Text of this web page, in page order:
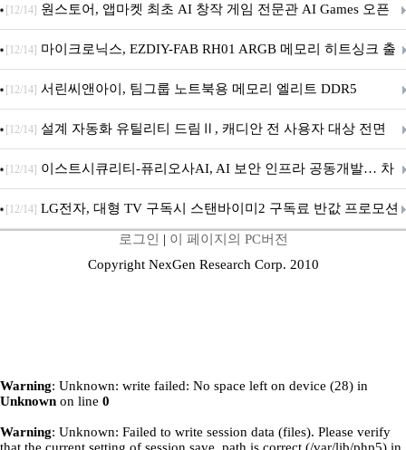
문 추가
[12/14] 원스토어, 앱마켓 최초 AI 창작 게임 전문관 AI Games 오픈
[12/14] 마이크로닉스, EZDIY-FAB RH01 ARGB 메모리 히트싱크 출
시
[12/14] 서린씨앤아이, 팀그룹 노트북용 메모리 엘리트 DDR5
5600MHz 16GB 출시
[12/14] 설계 자동화 유틸리티 드림Ⅱ, 캐디안 전 사용자 대상 전면
무상 배포
[12/14] 이스트시큐리티-퓨리오사AI, AI 보안 인프라 공동개발… 차
세대 AI 보안 플랫폼 구축
[12/14] LG전자, 대형 TV 구독시 스탠바이미2 구독료 반값 프로모션
로그인 | 이 페이지의 PC버전
Copyright NexGen Research Corp. 2010
Warning: Unknown: write failed: No space left on device (28) in
Unknown on line 0
Warning: Unknown: Failed to write session data (files). Please verify